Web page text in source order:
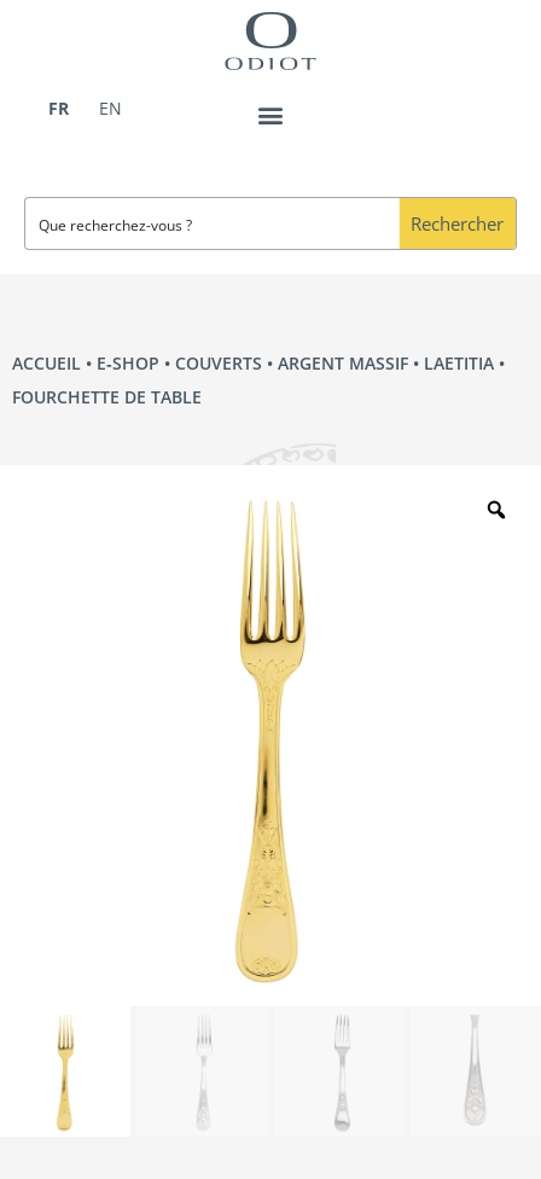
FR
EN
Rechercher
ACCUEIL • E‑SHOP • COUVERTS • ARGENT MASSIF • LAETITIA •
FOURCHETTE DE TABLE